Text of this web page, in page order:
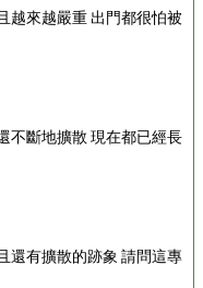
越來越嚴重 出門都很怕被
不斷地擴散 現在都已經長
還有擴散的跡象 請問這專